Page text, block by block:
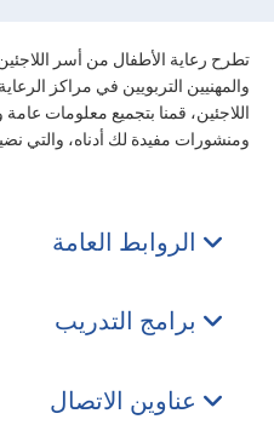
تطرح رعاية الأطفال من أسر
والمهنيين التربويين في مراكز
اللاجئين، قمنا بتجميع معلومات
ومنشورات مفيدة لك أدناه، والتي
الروابط العامة
برامج التدريب
عناوين الاتصال